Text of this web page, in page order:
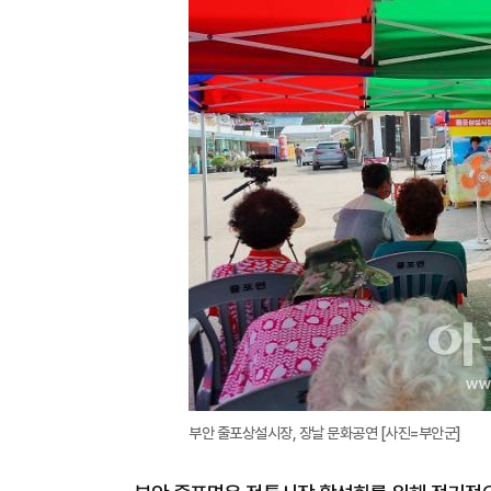
부안 줄포상설시장, 장날 문화공연 [사진=부안군]